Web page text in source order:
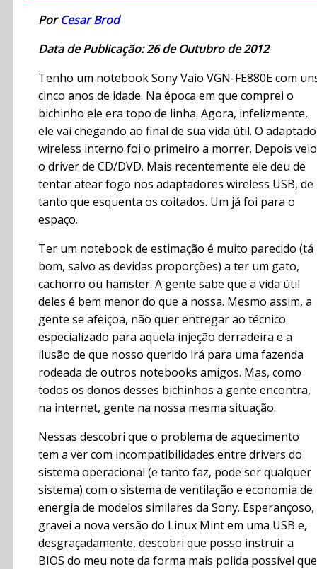
PorCesar Brod
Data de Publicação: 26 de Outubro de 2012
Tenho um notebook Sony Vaio VGN-FE880E com
cinco anos de idade. Na época em que comprei o
bichinho ele era topo de linha. Agora, infelizmente,
ele vai chegando ao final de sua vida útil. O
wireless interno foi o primeiro a morrer. Depois veio
o driver de CD/DVD. Mais recentemente ele deu de
tentar atear fogo nos adaptadores wireless USB, de
tanto que esquenta os coitados. Um já foi para o
espaço.
Ter um notebook de estimação é muito parecido (tá
bom, salvo as devidas proporções) a ter um gato,
cachorro ou hamster. A gente sabe que a vida útil
deles é bem menor do que a nossa. Mesmo assim, a
gente se afeiçoa, não quer entregar ao técnico
especializado para aquela injeção derradeira e a
ilusão de que nosso querido irá para uma fazenda
rodeada de outros notebooks amigos. Mas, como
todos os donos desses bichinhos a gente encontra,
na internet, gente na nossa mesma situação.
Nessas descobri que o problema de aquecimento
tem a ver com incompatibilidades entre drivers do
sistema operacional (e tanto faz, pode ser qualquer
sistema) com o sistema de ventilação e economia de
energia de modelos similares da Sony. Esperançoso,
gravei a nova versão do Linux Mint em uma USB e,
desgraçadamente, descobri que posso instruir a
BIOS do meu note da forma mais polida possível